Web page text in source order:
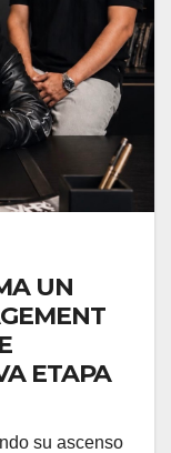
UN
ETAPA
su ascenso